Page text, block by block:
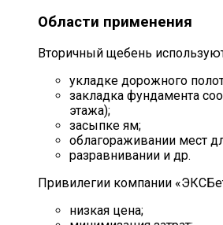
Области применения
Вторичный щебень
укладке дорожного
закладка фундамента
этажа);
засыпке ям;
облагораживании мест
разравнивании и др.
Привилегии компании
низкая цена;